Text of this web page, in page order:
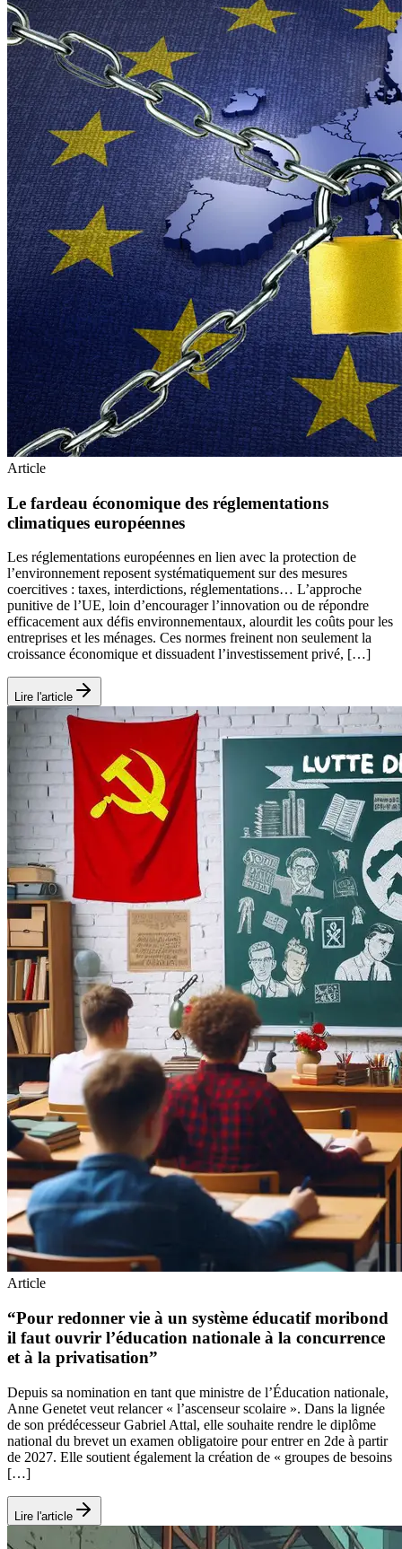
Article
Le fardeau économique des réglementations
climatiques européennes
Les réglementations européennes en lien avec la protection de
l’environnement reposent systématiquement sur des mesures
coercitives : taxes, interdictions, réglementations… L’approche
punitive de l’UE, loin d’encourager l’innovation ou de répondre
efficacement aux défis environnementaux, alourdit les coûts pour les
entreprises et les ménages. Ces normes freinent non seulement la
croissance économique et dissuadent l’investissement privé, […]
Lire l'article
Article
“Pour redonner vie à un système éducatif moribond
il faut ouvrir l’éducation nationale à la concurrence
et à la privatisation”
Depuis sa nomination en tant que ministre de l’Éducation nationale,
Anne Genetet veut relancer « l’ascenseur scolaire ». Dans la lignée
de son prédécesseur Gabriel Attal, elle souhaite rendre le diplôme
national du brevet un examen obligatoire pour entrer en 2de à partir
de 2027. Elle soutient également la création de « groupes de besoins
[…]
Lire l'article